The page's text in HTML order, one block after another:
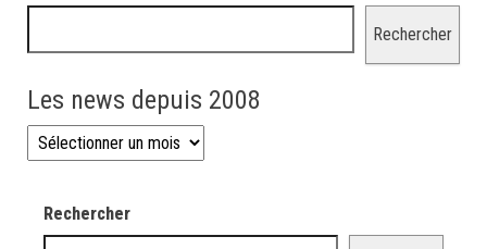
Rechercher
Les news depuis 2008
Les news depuis 2008
Rechercher